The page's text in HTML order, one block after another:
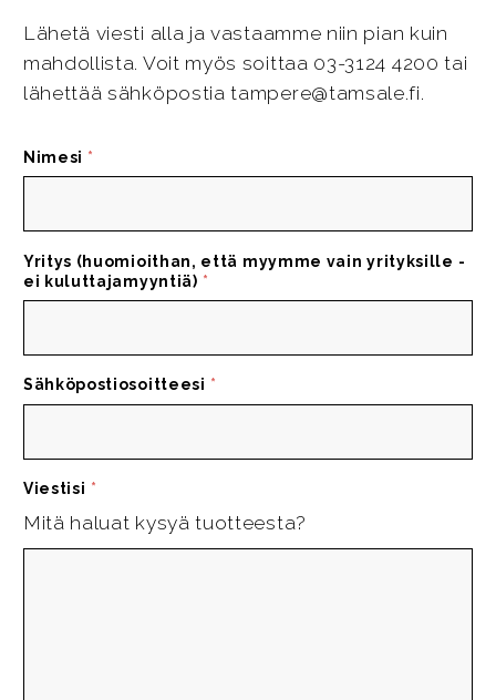
Lähetä viesti alla ja vastaamme niin pian kuin
mahdollista. Voit myös soittaa 03-3124 4200 tai
lähettää sähköpostia tampere@tamsale.fi.
Nimesi *
Yritys (huomioithan, että myymme vain yrityksille -
ei kuluttajamyyntiä) *
Sähköpostiosoitteesi *
Viestisi *
Mitä haluat kysyä tuotteesta?